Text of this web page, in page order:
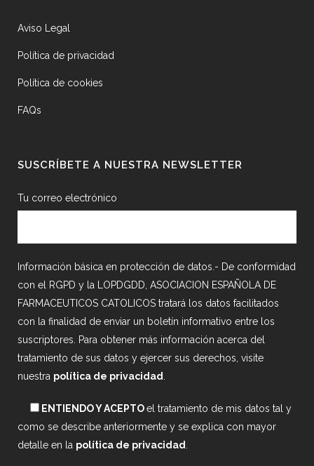
Aviso Legal
Política de privacidad
Política de cookies
FAQs
SUSCRÍBETE A NUESTRA NEWSLETTER
Tu correo electrónico
Información básica en protección de datos.- De conformidad
con el RGPD y la LOPDGDD, ASOCIACION ESPAÑOLA DE
FARMACEUTICOS CATOLICOS tratará los datos facilitados
con la finalidad de enviar un boletín informativo entre los
suscriptores. Para obtener más información acerca del
tratamiento de sus datos y ejercer sus derechos, visite
nuestra política de privacidad
ENTIENDO Y ACEPTOel tratamiento de mis datos tal y
como se describe anteriormente y se explica con mayor
detalle en la política de privacidad